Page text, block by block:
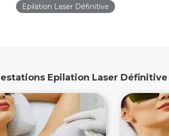
Epilation Laser Définitive
Epilation Laser Définitive